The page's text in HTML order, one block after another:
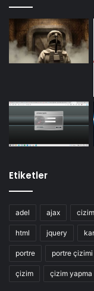
Etiketler
adel ajax
html jquery
portre portre çizimi
çizim çizim yapma